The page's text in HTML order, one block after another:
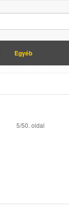
Egyéb
5/50. oldal